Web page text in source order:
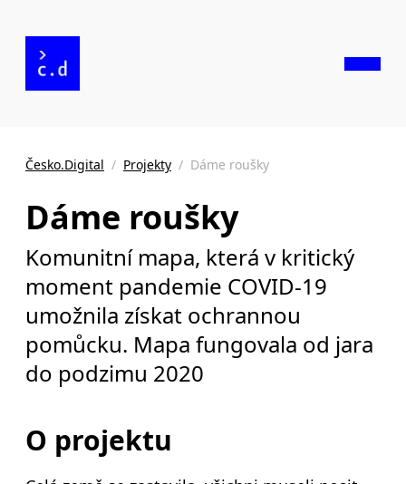
Česko.Digital / Projekty / Dáme roušky
Dáme roušky
Komunitní mapa, která v kritický
moment pandemie COVID-19
umožnila získat ochrannou
pomůcku. Mapa fungovala od jara
do podzimu 2020
O projektu